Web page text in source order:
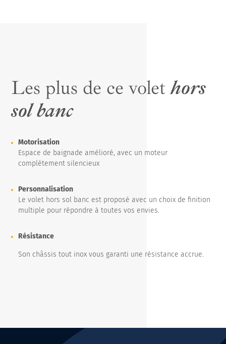
Les plus de ce volethors
sol banc
Motorisation
Espace de baignade amélioré, avec un moteur
complétement silencieux
Personnalisation
Le volet hors sol banc est proposé avec un choix de finition
multiple pour répondre à toutes vos envies.
Résistance
Son châssis tout inox vous garanti une résistance accrue.